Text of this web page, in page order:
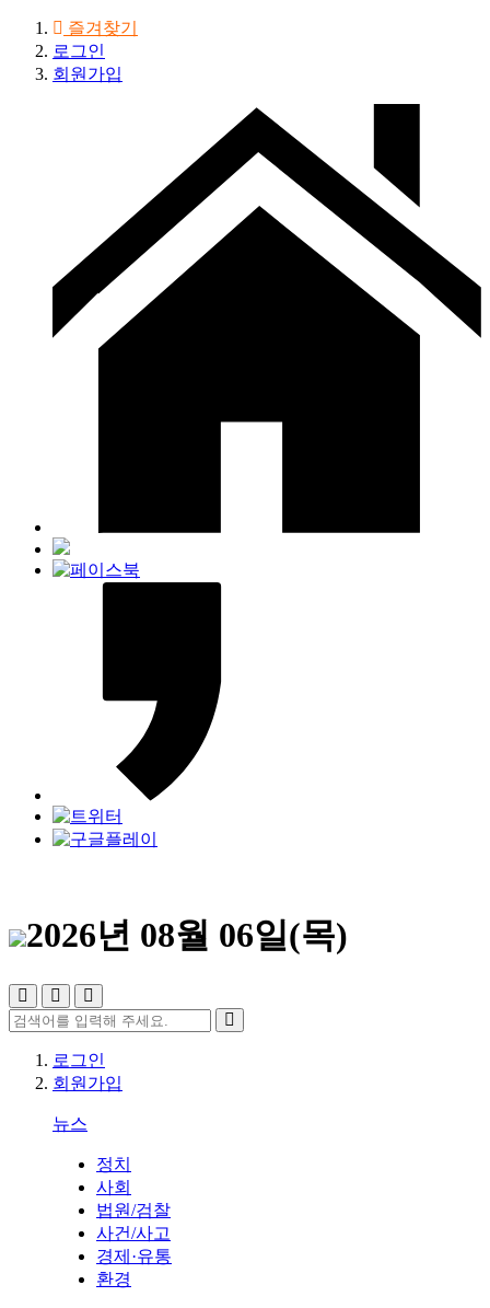
즐겨찾기
로그인
회원가입
2026년 08월 06일(목)
로그인
회원가입
뉴스
정치
사회
법원/검찰
사건/사고
경제·유통
환경